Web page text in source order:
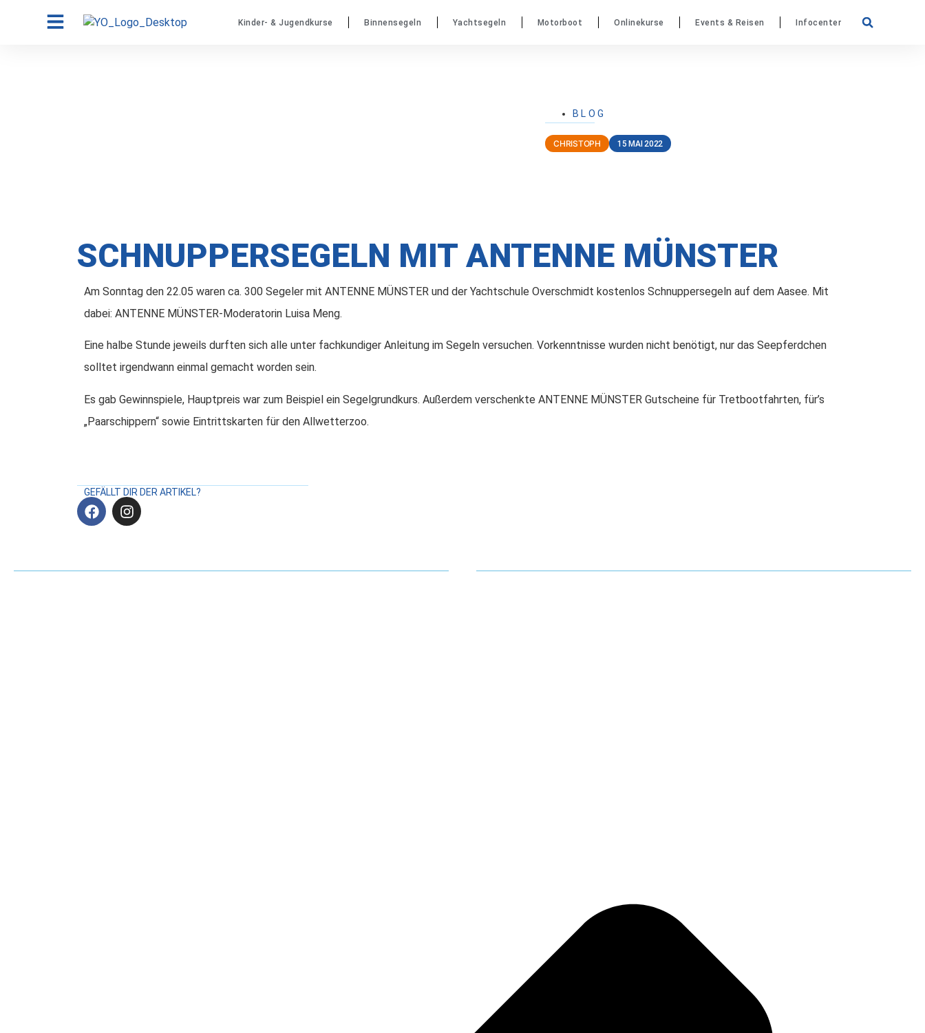
Kinder- & Jugendkurse Binnensegeln Yachtsegeln Motorboot Onlinekurse Events & Reisen Infocenter
BLOG
CHRISTOPH 15 MAI 2022
SCHNUPPERSEGELN MIT ANTENNE MÜNSTER
Am Sonntag den 22.05 waren ca. 300 Segeler mit ANTENNE MÜNSTER und der Yachtschule Overschmidt kostenlos Schnuppersegeln auf dem Aasee. Mit
dabei: ANTENNE MÜNSTER-Moderatorin Luisa Meng.
Eine halbe Stunde jeweils durften sich alle unter fachkundiger Anleitung im Segeln versuchen. Vorkenntnisse wurden nicht benötigt, nur das Seepferdchen
solltet irgendwann einmal gemacht worden sein.
Es gab Gewinnspiele, Hauptpreis war zum Beispiel ein Segelgrundkurs. Außerdem verschenkte ANTENNE MÜNSTER Gutscheine für Tretbootfahrten, für’s
„Paarschippern“ sowie Eintrittskarten für den Allwetterzoo.
GEFÄLLT DIR DER ARTIKEL?